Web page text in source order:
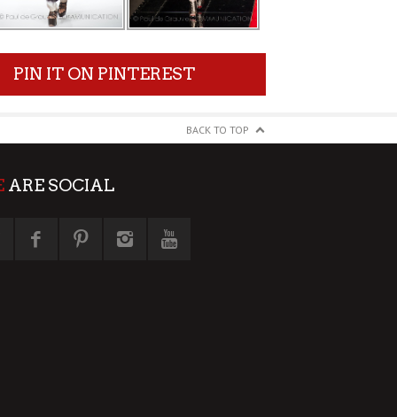
PIN IT ON PINTEREST
BACK TO TOP
ARE SOCIAL